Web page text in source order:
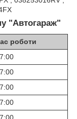
"Автогараж"
роботи